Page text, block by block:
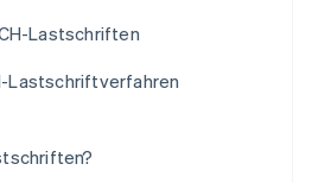
Lastschriften
Lastschriftverfahren